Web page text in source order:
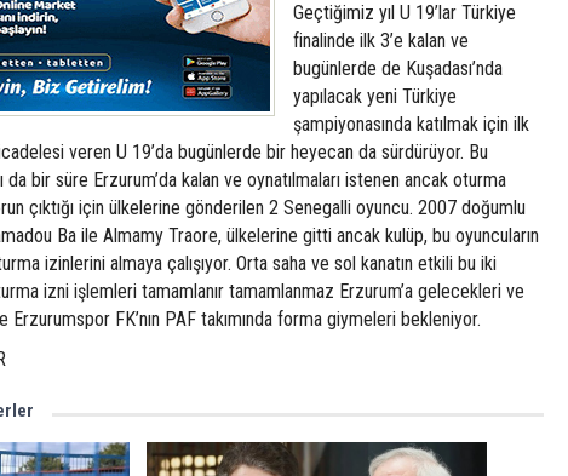
Geçtiğimiz yıl U 19’lar Türkiye
finalinde ilk 3’e kalan ve
bugünlerde de Kuşadası’nda
yapılacak yeni Türkiye
şampiyonasında katılmak için ilk
veren U 19’da bugünlerde bir heyecan da sürdürüyor. Bu
da bir süre Erzurum’da kalan ve oynatılmaları istenen ancak oturma
çıktığı için ülkelerine gönderilen 2 Senegalli oyuncu. 2007 doğumlu
Ba ile Almamy Traore, ülkelerine gitti ancak kulüp, bu oyuncuların
izinlerini almaya çalışıyor. Orta saha ve sol kanatın etkili bu iki
izni işlemleri tamamlanır tamamlanmaz Erzurum’a gelecekleri ve
Erzurumspor FK’nın PAF takımında forma giymeleri bekleniyor.